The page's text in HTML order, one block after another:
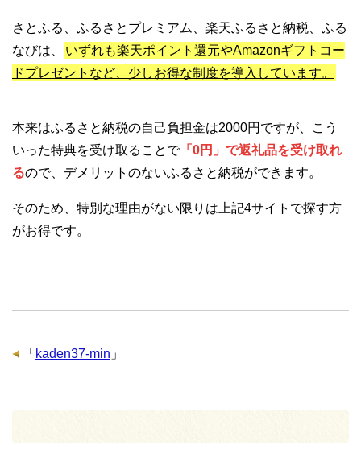
さとふる、ふるさとプレミアム、楽天ふるさと納税、ふる
なびは、
いずれも楽天ポイント還元やAmazonギフトコー
ドプレゼントなど、少しお得な制度を導入しています。
本来はふるさと納税の自己負担金は2000円ですが、こう
いった特典を受け取ることで「0円」で返礼品を受け取れ
るので、デメリットのないふるさと納税ができます。
そのため、特別な理由がない限りは上記4サイトで探す方
がお得です。
「 kaden37-min 」